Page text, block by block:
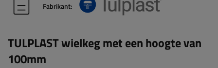
Fabrikant:
TULPLAST wielkeg met een hoogte van
100mm